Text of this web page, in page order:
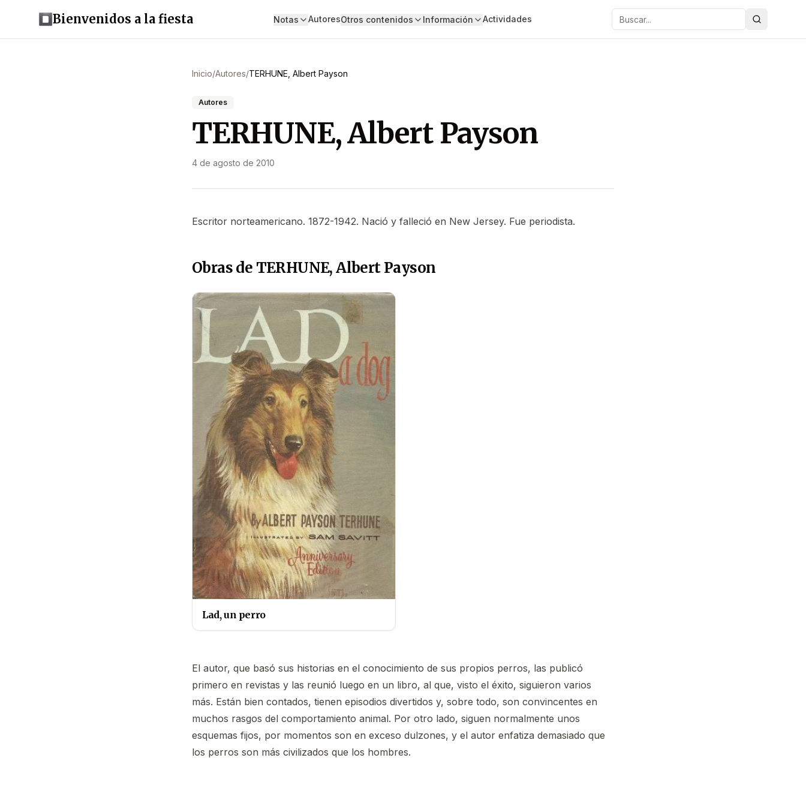
Bienvenidos a la fiesta Notas AutoresOtros contenidos Información Actividades Buscar
Inicio/Autores/TERHUNE, Albert Payson
Autores
TERHUNE, Albert Payson
4 de agosto de 2010
Escritor norteamericano. 1872-1942. Nació y falleció en New Jersey. Fue periodista.
Obras de TERHUNE, Albert Payson
Lad, un perro
El autor, que basó sus historias en el conocimiento de sus propios perros, las publicó
primero en revistas y las reunió luego en un libro, al que, visto el éxito, siguieron varios
más. Están bien contados, tienen episodios divertidos y, sobre todo, son convincentes en
muchos rasgos del comportamiento animal. Por otro lado, siguen normalmente unos
esquemas fijos, por momentos son en exceso dulzones, y el autor enfatiza demasiado que
los perros son más civilizados que los hombres.